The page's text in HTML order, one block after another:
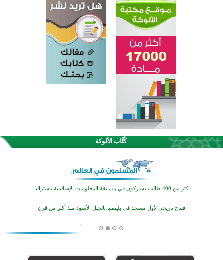
كُتَّاب الألوكة
القرآن والتربية في صدارة البرامج الصيفية للمسلمين في بينزا وساراتوف وموردوفيا هذا العام
اختتام الدورة التاسعة لمسابقة حفظ وتلاوة القرآن الكريم في أزناكاييف
أكثر من 100 شخص يتعرفون على الإسلام خلال يوم المسجد المفتوح في ميلفيل
اختتام منافسات قرآنية متميزة في بنغلاديش بمشاركة 3000 متسابق
أكثر من 400 طالب يشاركون في مسابقة المعلومات الإسلامية بأستراليا
افتتاح تاريخي لأول مسجد في بلييفليا بالجبل الأسود منذ أكثر من قرن
منطقة ريبوفسي تحتفل بميلاد مسجد جديد في أجواء إيمانية مميزة